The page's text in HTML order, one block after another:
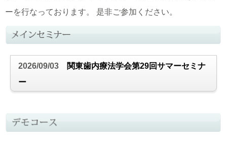
ーを行なっております。 是非ご参加ください。
2026/09/03
関東歯内療法学会第29回サマーセミナ
ー